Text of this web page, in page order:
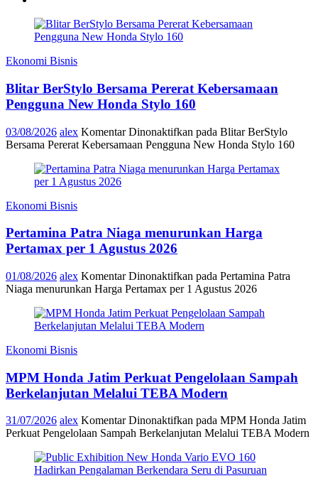
Ekonomi Bisnis
Blitar BerStylo Bersama Pererat Kebersamaan
Pengguna New Honda Stylo 160
03/08/2026 alex Komentar Dinonaktifkan pada Blitar BerStylo
Bersama Pererat Kebersamaan Pengguna New Honda Stylo 160
Ekonomi Bisnis
Pertamina Patra Niaga menurunkan Harga
Pertamax per 1 Agustus 2026
01/08/2026 alex Komentar Dinonaktifkan pada Pertamina Patra
Niaga menurunkan Harga Pertamax per 1 Agustus 2026
Ekonomi Bisnis
MPM Honda Jatim Perkuat Pengelolaan Sampah
Berkelanjutan Melalui TEBA Modern
31/07/2026 alex Komentar Dinonaktifkan pada MPM Honda Jatim
Perkuat Pengelolaan Sampah Berkelanjutan Melalui TEBA Modern